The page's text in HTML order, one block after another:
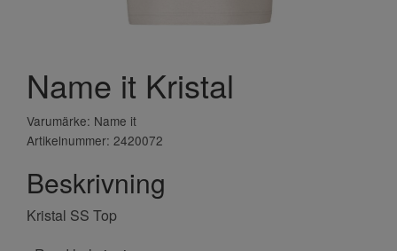
Name it Kristal
Varumärke: Name it
Artikelnummer: 2420072
Beskrivning
Kristal SS Top